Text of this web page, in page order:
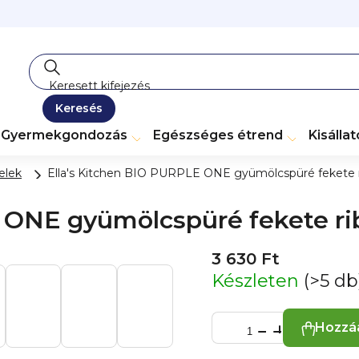
Keresés
Gyermekgondozás Egészséges étrend
Ella's Kitchen BIO PURPLE ONE gyümölcspüré fekete
gyümölcspüré fekete
3 630 Ft
Készleten (>5